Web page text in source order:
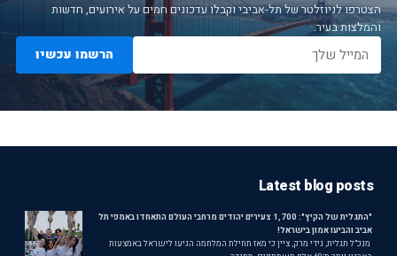
הצטרפו לניוזלטר של תל-אביבי וקבלו עדכונים חמים על אירועים, חדשות
והמלצות בעיר.
הרשמו עכשיו
Latest blog posts
"התגלית של הקיץ": 1,700 צעירים יהודים מרחבי העולם התאחדו באמפי תל
אביב והביעו אמון בישראל!
מנכ"ל תגלית, גידי מרק, ציין כי מאז תחילת המלחמה הגיעו לישראל באמצעות